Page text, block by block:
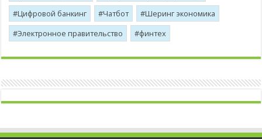
Цифровой банкинг
Чатбот
Шеринг экономика
Электронное правительство
финтех